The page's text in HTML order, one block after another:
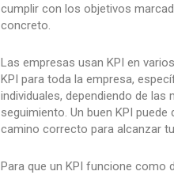
cumplir con los objetivos
concreto.
Las empresas usan KPI en
KPI para toda la empresa,
individuales, dependiendo de las
seguimiento. Un buen KPI
camino correcto para alcanzar
Para que un KPI funcione como